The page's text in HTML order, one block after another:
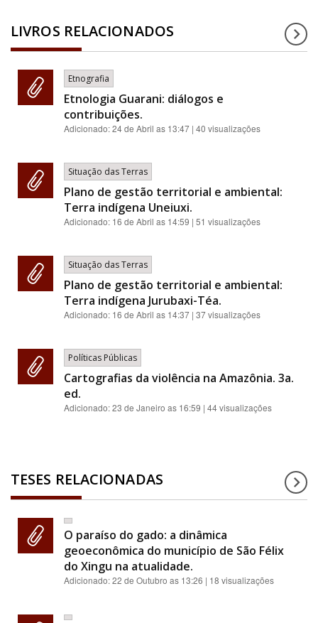
LIVROS RELACIONADOS
Etnografia
Etnologia Guarani: diálogos e
contribuições.
Adicionado:24 de Abril as 13:47 | 40 visualizações
Situação das Terras
Plano de gestão territorial e ambiental:
Terra indígena Uneiuxi.
Adicionado: 16 de Abril as 14:59 | 51 visualizações
Situação das Terras
Plano de gestão territorial e ambiental:
Terra indígena Jurubaxi-Téa.
Adicionado: 16 de Abril as 14:37 | 37 visualizações
Políticas Públicas
Cartografias da violência na Amazônia. 3a.
ed.
Adicionado:23 de Janeiro as 16:59 | 44 visualizações
TESES RELACIONADAS
O paraíso do gado: a dinâmica
geoeconômica do município de São Félix
do Xingu na atualidade.
Adicionado:22 de Outubro as 13:26 | 18 visualizações